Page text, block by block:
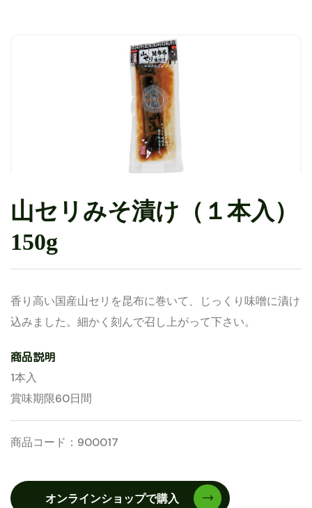
山セリみそ漬け（１本入）
150g
香り高い国産山セリを昆布に巻いて、じっくり味噌に漬け
込みました。細かく刻んで召し上がって下さい。
商品説明
1本入
賞味期限60日間
商品コード：900017
オンラインショップで購入